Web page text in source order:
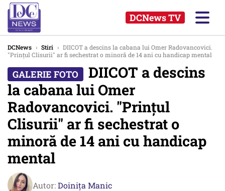
DCNews TV
DCNews › Stiri › DIICOT a descins la cabana lui Omer Radovancovici.
"Prințul Clisurii" ar fi sechestrat o minoră de 14 ani cu handicap mental
DIICOT a descins
la cabana lui Omer
Radovancovici. "Prințul
Clisurii" ar fi sechestrat o
minoră de 14 ani cu handicap
mental
Autor:Doinița Manic